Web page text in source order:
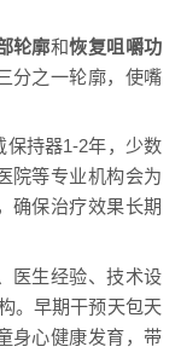
轮廓和恢复咀嚼功
分之一轮廓，使嘴
保持器1-2年，少数
院等专业机构会为
确保治疗效果长期
医生经验、技术设
。早期干预天包天
身心健康发育，带